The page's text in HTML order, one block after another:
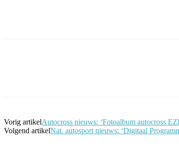
Vorig artikelAutocross nieuws: ‘Fotoalbum autocross
Volgend artikelNat. autosport nieuws: ‘Digitaal